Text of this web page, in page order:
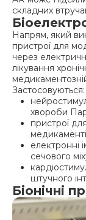
складних
Напрям, який
пристрої для
через
лікування
Застосовуються:
хвороби
пристрої
електронні
сечового
штучного
Біонічні